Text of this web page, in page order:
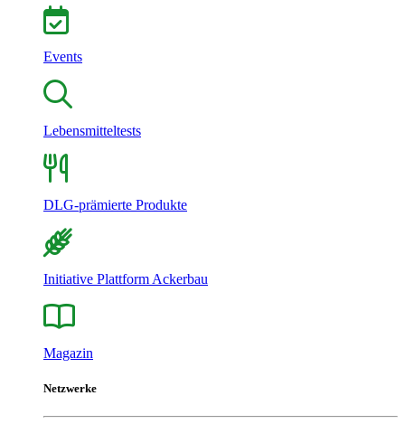
Events
Lebensmitteltests
DLG-prämierte Produkte
Initiative Plattform Ackerbau
Magazin
Netzwerke